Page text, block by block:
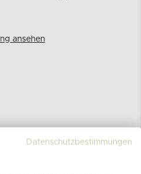
ansehen
Datenschutzbestimmungen